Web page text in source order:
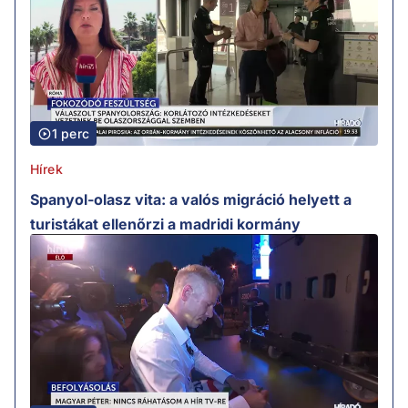
1 perc
Hírek
Spanyol-olasz vita: a valós migráció helyett a
turistákat ellenőrzi a madridi kormány